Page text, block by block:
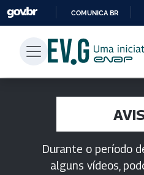
COMUNICA BR
Durante o período
alguns vídeos,